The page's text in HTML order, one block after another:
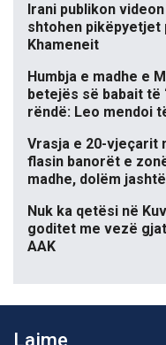
Irani publikon
shtohen pikëpyetjet
Khameneit
Humbja e madhe e
betejës së babait të
rëndë: Leo mendoi
Vrasja e 20-vjeçarit
flasin banorët e
madhe, dolëm
Nuk ka qetësi në
goditet me vezë
AAK
Lajme